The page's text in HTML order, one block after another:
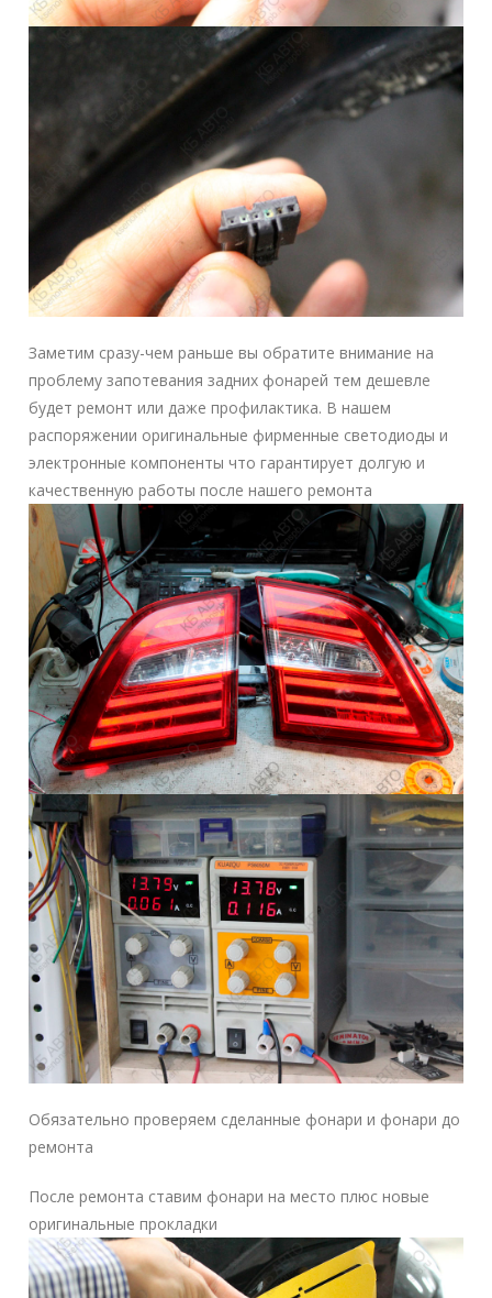
Заметим сразу-чем раньше вы обратите внимание на
проблему запотевания задних фонарей тем дешевле
будет ремонт или даже профилактика. В нашем
распоряжении оригинальные фирменные светодиоды и
электронные компоненты что гарантирует долгую и
качественную работы после нашего ремонта
Обязательно проверяем сделанные фонари и фонари до
ремонта
После ремонта ставим фонари на место плюс новые
оригинальные прокладки